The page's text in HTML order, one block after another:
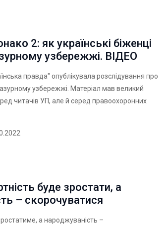
2: як українські біженці
узбережжі. ВІДЕО
правда" опублікувала розслідування про
узбережжі. Матеріал мав великий
читачів УП, але й серед правоохоронних
буде зростати, а
– скорочуватися
а народжуваність –